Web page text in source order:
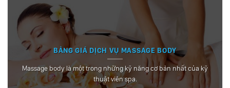
BẢNG GIÁ DỊCH VỤ MASSAGE BODY
Massage body là một trong những kỹ năng cơ bản nhất của kỹ
thuật viên spa.